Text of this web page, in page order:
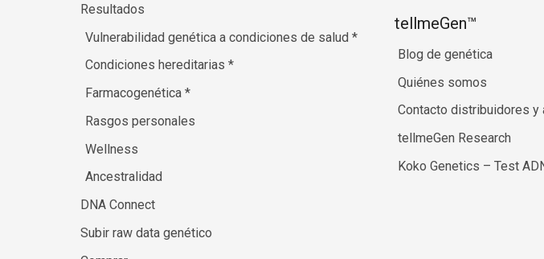
Resultados
Vulnerabilidad genética a condiciones de salud *
Condiciones hereditarias *
Farmacogenética *
Rasgos personales
Wellness
Ancestralidad
DNA Connect
Subir raw data genético
tellmeGen™
Blog de genética
Quiénes somos
Contacto distribuidores y
tellmeGen Research
Koko Genetics – Test